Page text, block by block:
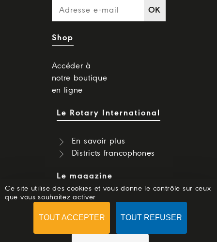
OK
Shop
Accéder à
notre boutique
en ligne
Le Rotary International
En savoir plus
Districts francophones
Le magazine
Dernier numéro
Numéros précédents
Ce site utilise des cookies et vous donne le contrôle sur ceux
que vous souhaitez activer
TOUT ACCEPTER TOUT REFUSER